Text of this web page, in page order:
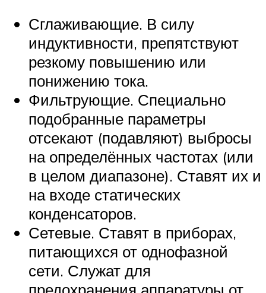
Сглаживающие. В силу
индуктивности, препятствуют
резкому повышению или
понижению тока.
Фильтрующие. Специально
подобранные параметры
отсекают (подавляют) выбросы
на определённых частотах (или
в целом диапазоне). Ставят их и
на входе статических
конденсаторов.
Сетевые. Ставят в приборах,
питающихся от однофазной
сети. Служат для